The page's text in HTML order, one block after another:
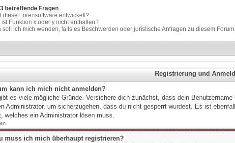
betreffende Fragen
diese Forensoftware entwickelt?
ist Funktion x oder y nicht enthalten?
soll ich mich wenden, falls es Beschwerden oder juristische Anfragen zu diesem
Registrierung und
kann ich mich nicht anmelden?
es viele mögliche Gründe. Versichere dich zunächst, dass dein
Administrator, um sicherzugehen, dass du nicht gesperrt wurdest. Es ist
welches ein Administrator lösen muss.
muss ich mich überhaupt registrieren?